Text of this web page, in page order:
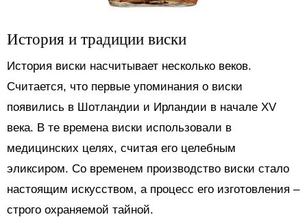
История и традиции виски
История виски насчитывает несколько веков.
Считается, что первые упоминания о виски
появились в Шотландии и Ирландии в начале XV
века. В те времена виски использовали в
медицинских целях, считая его целебным
эликсиром. Со временем производство виски стало
настоящим искусством, а процесс его изготовления –
строго охраняемой тайной.